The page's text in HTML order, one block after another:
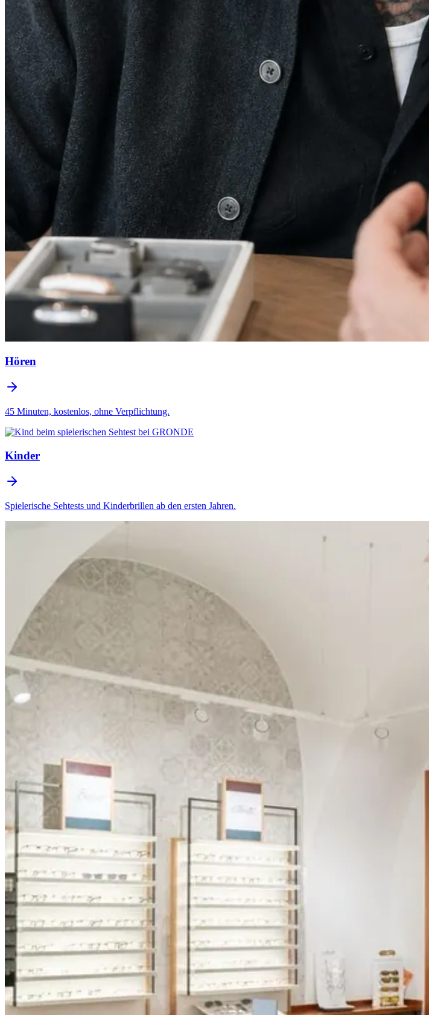
Hören
45 Minuten, kostenlos, ohne Verpflichtung.
Kinder
Spielerische Sehtests und Kinderbrillen ab den ersten Jahren.